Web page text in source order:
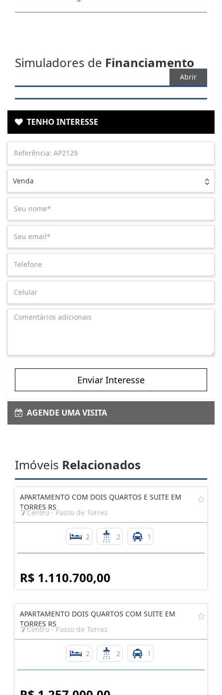
Simuladores de Financiamento
Abrir
TENHO INTERESSE
Venda
Enviar Interesse
AGENDE UMA VISITA
Imóveis Relacionados
APARTAMENTO COM DOIS QUARTOS E SUITE EM
TORRES RS
Centro - Passo de Torres
2 2 1
R$ 1.110.700,00
APARTAMENTO DOIS QUARTOS COM SUITE EM
TORRES RS
Centro - Passo de Torres
2 2 1